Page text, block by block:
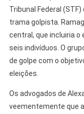
Tribunal Federal
trama golpista.
central, que incluiria o
seis indivíduos. O
de golpe com o
eleições.
Os advogados de
veementemente que